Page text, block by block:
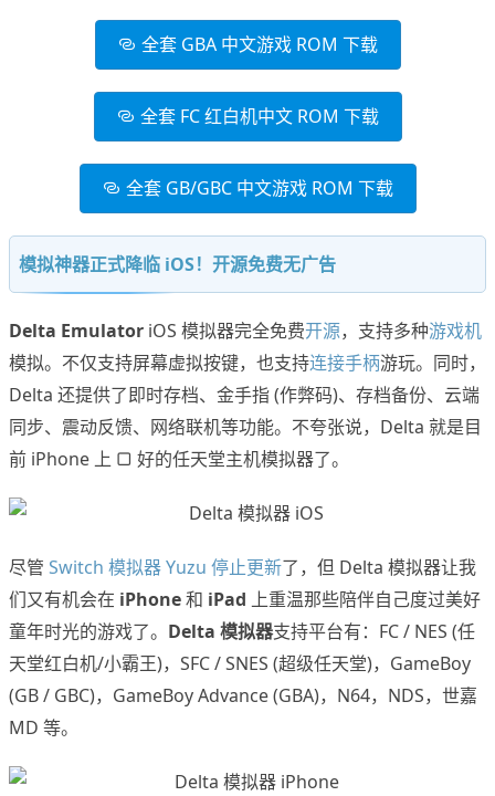
全套 GBA 中文游戏 ROM 下载
全套 FC 红白机中文 ROM 下载
全套 GB/GBC 中文游戏 ROM 下载
模拟神器正式降临 iOS！开源免费无广告
Delta Emulator iOS 模拟器完全免费开源，支持多种游戏机
模拟。不仅支持屏幕虚拟按键，也支持连接手柄游玩。同时，
Delta 还提供了即时存档、金手指 (作弊码)、存档备份、云端
同步、震动反馈、网络联机等功能。不夸张说，Delta 就是目
前 iPhone 上 ▢ 好的任天堂主机模拟器了。
尽管 Switch 模拟器 Yuzu 停止更新了，但 Delta 模拟器让我
们又有机会在 iPhone和 iPad 上重温那些陪伴自己度过美好
童年时光的游戏了。 Delta 模拟器支持平台有：FC / NES (任
天堂红白机/小霸王)，SFC / SNES (超级任天堂)，GameBoy
(GB / GBC)，GameBoy Advance (GBA)，N64，NDS，世嘉
MD 等。